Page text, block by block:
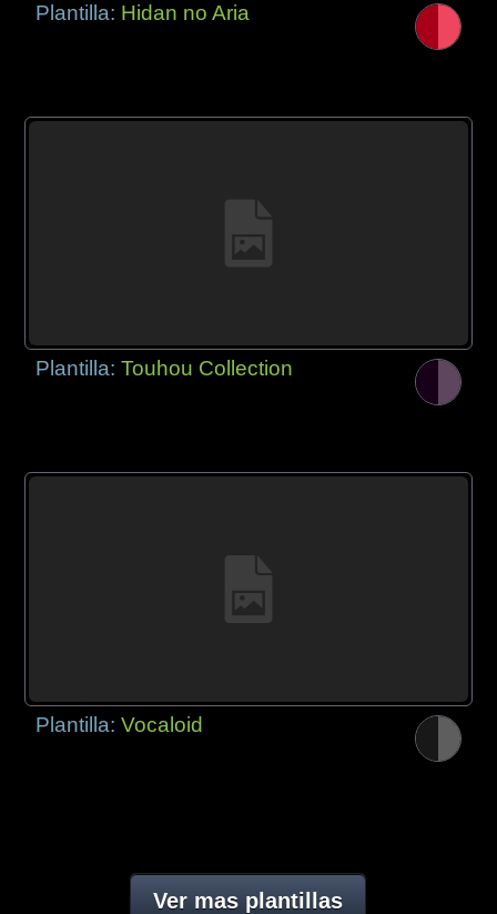
Plantilla: Hidan no Aria
Plantilla:Touhou Collection
Plantilla:Vocaloid
Ver mas plantillas